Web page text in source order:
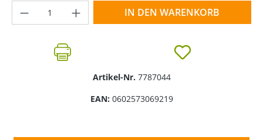
Produkt Anzahl: Gib den gewünschten
IN DEN WARENKORB
Artikel-Nr. 7787044
EAN: 0602573069219